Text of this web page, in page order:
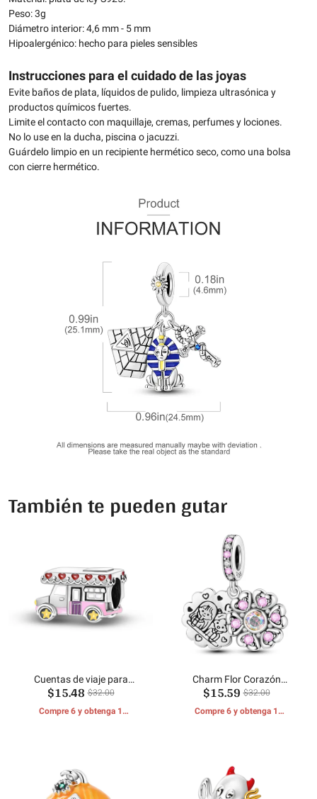
Peso: 3g
Diámetro interior: 4,6 mm - 5 mm
Hipoalergénico: hecho para pieles sensibles
Instrucciones para el cuidado de las joyas
Evite baños de plata, líquidos de pulido, limpieza ultrasónica y
productos químicos fuertes.
Limite el contacto con maquillaje, cremas, perfumes y lociones.
No lo use en la ducha, piscina o jacuzzi.
Guárdelo limpio en un recipiente hermético seco, como una bolsa
con cierre hermético.
También te pueden gutar
Cuentas de viaje para
vehículos recreativos
$15.48 $32.00
Compre 6 y obtenga 1
Charm Flor Corazón
Hermanas Enamoradas
$15.59 $32.00
Compre 6 y obtenga 1